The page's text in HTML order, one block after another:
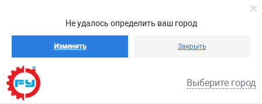
Не удалось определить ваш город
Изменить Закрыть
Выберите город